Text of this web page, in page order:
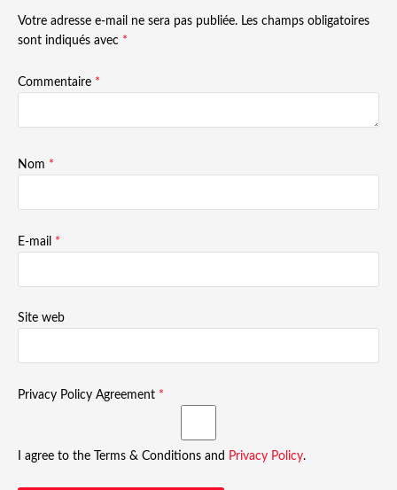
Votre adresse e-mail ne sera pas publiée. Les champs obligatoires
sont indiqués avec *
Commentaire *
Nom *
E-mail *
Site web
Privacy Policy Agreement *
I agree to the Terms & Conditions and Privacy Policy.